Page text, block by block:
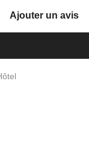
Ajouter un avis